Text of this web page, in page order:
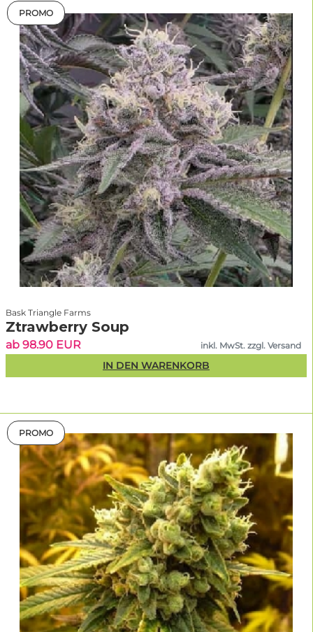
PROMO
Bask Triangle Farms
Ztrawberry Soup
ab 98.90 EUR inkl. MwSt. zzgl. Versand
IN DEN WARENKORB
PROMO